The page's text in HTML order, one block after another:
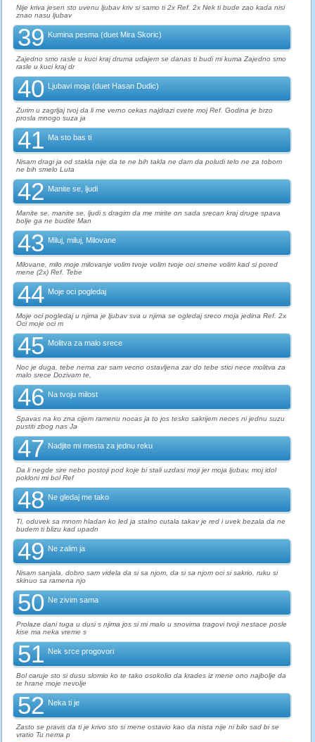
Nije kriva jesen sto uvenu ljubav kriv si samo ti 2x Ref. 2x Nek ti bude zao kada nisi
znao nasu ljubav
39 Kumina pesma (duet Mira Skoric)
Zajedno smo rasle u kuci kraj druma udajem se danas ti budi mi kuma Zajedno smo
rasle u kuci kraj dr
40 Ljubavi moja (duet Hasan Dudic)
Zurim u zagrljaj tvoj da li me verno cekas najdrazi cvete moj Ref. Godina je brzo
prosla mnogo suza ja
41 Ma sto bas ti
Nisam dragi ja od stakla nije da te ne bih takla ne dam da poludi telo ne za tobom
ne bih smelo Luta
42 Manite se, ljudi
Manite se, manite se, ljudi s dragim da me mirite on sada srecan kraj druge spava
bolje ga ne budite Man
43 Miluj, miluj, Milovane
Milovane, milo moje milovanje volim tvoje volim tvoje oci snene volim kad si pored
mene (2x) Ref. Tebe
44 Moje oci pogledaj
Moje oci pogledaj u njima je ljubav sva u njima se ogledaj sreco moja jedina Ref. 2x
Oci moje oci m
45 Molitva za malo srece
Noc je duga, tebe nema zar sam vecno ostavljena zar do tebe stici nece molitva za
malo srece Dozivam te,
46 Na tvoju milost
Spavas na ko zna cijem ramenu nocas ja to jos tesko sakrijem neces ni jednu suzu
pustiti zbog nas Ja
47 Nadjite mi mesta za jednu reku
Da li negde sire nebo postoji pod koje bi stali uzdasi moji jer moja ljubav, moj idol
pokloni mi bol Ref
48 Ne gledaj me tako
Ti, oduvek sa mnom hladan ko led ja stalno cutala takav je red i uvek bezala da ne
budem ti blizu kad upadn
49 Ne zalim ja
Nisam sanjala, dobro sam videla da si sa njom, da si sa njom oci si sakrio, ruku si
skinuo sa ramena njo
50 Ne zivim sama
Prolaze dani tuga u dusi s njima jos si mi malo u snovima tragovi tvoji nestace posle
kise ma neka vreme s
51 Nek srce progovori
Bol caruje sto si dusu slomio ko te tako osokolio da krades iz mene ono najbolje da
te hrane moje nevolje
52 Neka ti je
Zasto se pravis da ti je krivo sto si mene ostavio kao da nista nije ni bilo sad bi se
vratio Tu nema p